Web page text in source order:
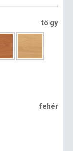
tölgy
fehér